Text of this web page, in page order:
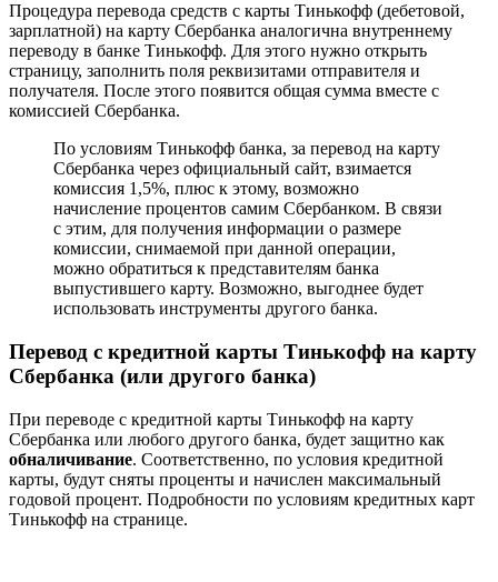
Процедура перевода средств с карты Тинькофф (дебетовой,
зарплатной) на карту Сбербанка аналогична внутреннему
переводу в банке Тинькофф. Для этого нужно открыть
страницу, заполнить поля реквизитами отправителя и
получателя. После этого появится общая сумма вместе с
комиссией Сбербанка.
По условиям Тинькофф банка, за перевод на карту
Сбербанка через официальный сайт, взимается
комиссия 1,5%, плюс к этому, возможно
начисление процентов самим Сбербанком. В связи
с этим, для получения информации о размере
комиссии, снимаемой при данной операции,
можно обратиться к представителям банка
выпустившего карту. Возможно, выгоднее будет
использовать инструменты другого банка.
Перевод с кредитной карты Тинькофф на карту
Сбербанка (или другого банка)
При переводе с кредитной карты Тинькофф на карту
Сбербанка или любого другого банка, будет защитно как
обналичивание. Соответственно, по условия кредитной
карты, будут сняты проценты и начислен максимальный
годовой процент. Подробности по условиям кредитных карт
Тинькофф на странице.